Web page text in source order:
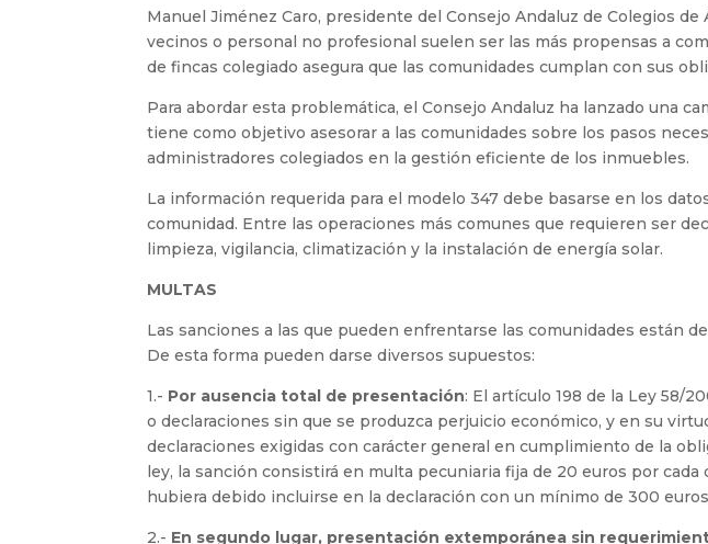
Manuel Jiménez Caro, presidente del Consejo Andaluz de Colegios
vecinos o personal no profesional suelen ser las más propensas a
de fincas colegiado asegura que las comunidades cumplan con sus
Para abordar esta problemática, el Consejo Andaluz ha lanzado una
tiene como objetivo asesorar a las comunidades sobre los pasos
administradores colegiados en la gestión eficiente de los inmuebles.
La información requerida para el modelo 347 debe basarse en los
comunidad. Entre las operaciones más comunes que requieren ser
limpieza, vigilancia, climatización y la instalación de energía solar.
MULTAS
Las sanciones a las que pueden enfrentarse las comunidades están
De esta forma pueden darse diversos supuestos:
1.- Por ausencia total de presentación: El artículo 198 de la Ley 58/
o declaraciones sin que se produzca perjuicio económico, y en su
declaraciones exigidas con carácter general en cumplimiento de la
ley, la sanción consistirá en multa pecuniaria fija de 20 euros por
hubiera debido incluirse en la declaración con un mínimo de 300
2.- En segundo lugar, presentación extemporánea sin